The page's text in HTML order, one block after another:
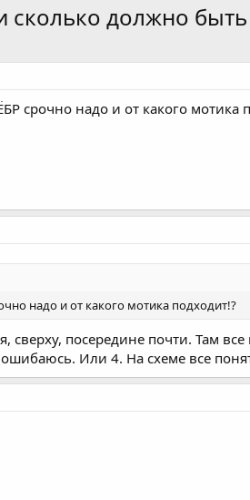
должно быть
срочно надо и от какого мотика
надо и от какого мотика подходит!?
сверху, посередине почти. Там
Или 4. На схеме все